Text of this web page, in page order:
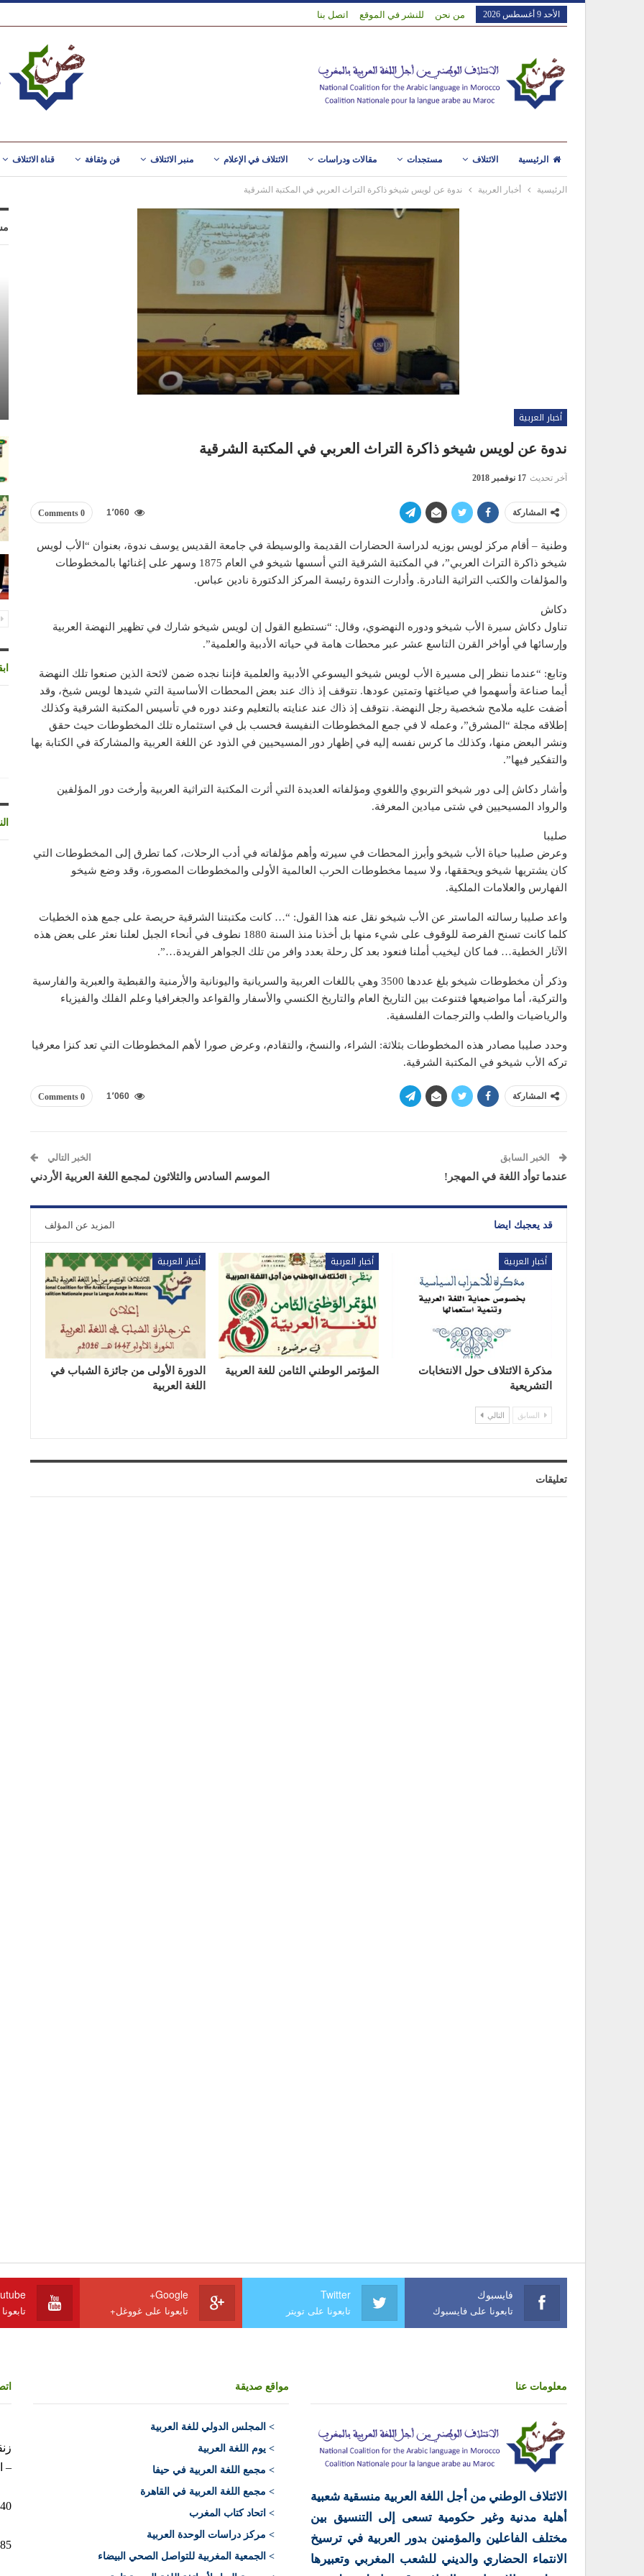
الأحد 9 أغسطس 2026 من نحن للنشر في الموقع اتصل بنا
الرئيسية الائتلاف مستجدات مقالات ودراسات الائتلاف في الإعلام منبر الائتلاف فن وثقافة قناة الائتلاف
الرئيسية أخبار العربية ندوة عن لويس شيخو ذاكرة التراث العربي في المكتبة الشرقية
أخبار العربية
ندوة عن لويس شيخو ذاكرة التراث العربي في المكتبة الشرقية
آخر تحديث 17 نوفمبر 2018
المشاركة 0 Comments 1٬060
وطنية – أقام مركز لويس بوزيه لدراسة الحضارات القديمة والوسيطة في جامعة القديس يوسف ندوة، بعنوان “الأب لويس
شيخو ذاكرة التراث العربي”، في المكتبة الشرقية التي أسسها شيخو في العام 1875 وسهر على إغنائها بالمخطوطات
والمؤلفات والكتب التراثية النادرة. وأدارت الندوة رئيسة المركز الدكتورة نادين عباس.
دكاش
تناول دكاش سيرة الأب شيخو ودوره النهضوي، وقال: “نستطيع القول إن لويس شيخو شارك في تظهير النهضة العربية
وإرسائها في أواخر القرن التاسع عشر عبر محطات هامة في حياته الأدبية والعلمية”.
وتابع: “عندما ننظر إلى مسيرة الأب لويس شيخو اليسوعي الأدبية والعلمية فإننا نجده ضمن لائحة الذين صنعوا تلك النهضة
أيما صناعة وأسهموا في صياغتها وتمتين عودها. نتوقف إذ ذاك عند بعض المحطات الأساسية التي شيدها لويس شيخ، وقد
أضفت عليه ملامح شخصية رجل النهضة. نتوقف إذ ذاك عند عنايته بالتعليم وعند دوره في تأسيس المكتبة الشرقية وكذلك
إطلاقه مجلة “المشرق”، وعمله لا في جمع المخطوطات النفيسة فحسب بل في استثماره تلك المخطوطات حيث حقق
ونشر البعض منها، وكذلك ما كرس نفسه إليه في إظهار دور المسيحيين في الذود عن اللغة العربية والمشاركة في الكتابة بها
والتفكير فيها”.
وأشار دكاش إلى دور شيخو التربوي واللغوي ومؤلفاته العديدة التي أثرت المكتبة التراثية العربية وأرخت دور المؤلفين
والرواد المسيحيين في شتى ميادين المعرفة.
صليبا
وعرض صليبا حياة الأب شيخو وأبرز المحطات في سيرته وأهم مؤلفاته في أدب الرحلات، كما تطرق إلى المخطوطات التي
كان يشتريها شيخو ويحققها، ولا سيما مخطوطات الحرب العالمية الأولى والمخطوطات المصورة، وقد وضع شيخو
الفهارس والعلامات الملكية.
واعد صليبا رسالته الماستر عن الأب شيخو نقل عنه هذا القول: “… كانت مكتبتنا الشرقية حريصة على جمع هذه الخطيات
كلما كانت تسنح الفرصة للوقوف على شيء منها بل أخذنا منذ السنة 1880 نطوف في أنحاء الجبل لعلنا نعثر على بعض هذه
الآثار الخطية… فما كان ليخيب أملنا فنعود بعد كل رحلة بعدد وافر من تلك الجواهر الفريدة…”.
وذكر أن مخطوطات شيخو بلغ عددها 3500 وهي باللغات العربية والسريانية واليونانية والأرمنية والقبطية والعبرية والفارسية
والتركية، أما مواضيعها فتنوعت بين التاريخ العام والتاريخ الكنسي والأسفار والقواعد والجغرافيا وعلم الفلك والفيزياء
والرياضيات والطب والترجمات الفلسفية.
وحدد صليبا مصادر هذه المخطوطات بثلاثة: الشراء، والنسخ، والتقادم، وعرض صورا لأهم المخطوطات التي تعد كنزا معرفيا
تركه الأب شيخو في المكتبة الشرقية.
المشاركة 0 Comments 1٬060
الخبر السابق
عندما توأد اللغة في المهجر!
الخبر التالي
الموسم السادس والثلاثون لمجمع اللغة العربية الأردني
قد يعجبك ايضا المزيد عن المؤلف
أخبار العربية
مذكرة الائتلاف حول الانتخابات
التشريعية
أخبار العربية
المؤتمر الوطني الثامن للغة العربية
أخبار العربية
الدورة الأولى من جائزة الشباب في
اللغة العربية
السابق التالي
تعليقات
فايسبوك
تابعونا على فايسبوك
Twitter
تابعونا على تويتر
Google+
تابعونا على غووغل+
معلومات عنا
الائتلاف الوطني من أجل اللغة العربية منسقية شعبية
أهلية مدنية وغير حكومية تسعى إلى التنسيق بين
مختلف الفاعلين والمؤمنين بدور العربية في ترسيخ
الانتماء الحضاري والديني للشعب المغربي وتعبيرها
مواقع صديقة
> المجلس الدولي للغة العربية
> يوم اللغة العربية
> مجمع اللغة العربية في حيفا
> مجمع اللغة العربية في القاهرة
> اتحاد كتاب المغرب
> مركز دراسات الوحدة العربية
> الجمعية المغربية للتواصل الصحي البيضاء
–
10040